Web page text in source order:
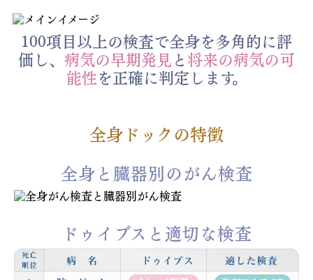
100項目以上の検査で全身を多角的に評
価し、 病気の早期発見 と 将来の病気の可
能性を正確に判定します。
全身ドックの特徴
全身と臓器別のがん検査
ドゥイブスと適切な検査